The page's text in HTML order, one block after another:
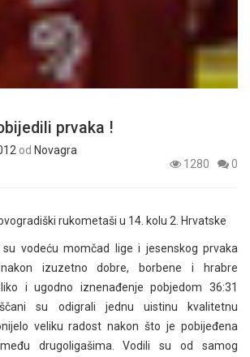
prvaka !
od Novagra
1280
0
rukometaši u 14. kolu 2. Hrvatske
su vodeću momčad lige i jesenskog prvaka
izuzetno dobre, borbene i hrabre
i ugodno iznenađenje pobjedom 36:31
su odigrali jednu uistinu kvalitetnu
veliku radost nakon što je pobijeđena
drugoligašima. Vodili su od samog